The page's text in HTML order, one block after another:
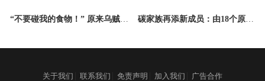
“不要碰我的食物！” 原来乌贼是
碳家族再添新成员：由18个原子
关于我们 联系我们 免责声明 加入我们 广告合作